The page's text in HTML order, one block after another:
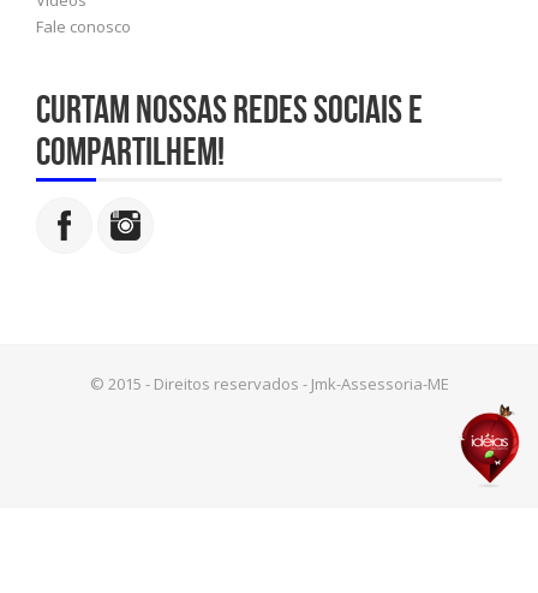
Fale conosco
Curtam nossas redes sociais e
compartilhem!
© 2015 - Direitos reservados - Jmk-Assessoria-ME